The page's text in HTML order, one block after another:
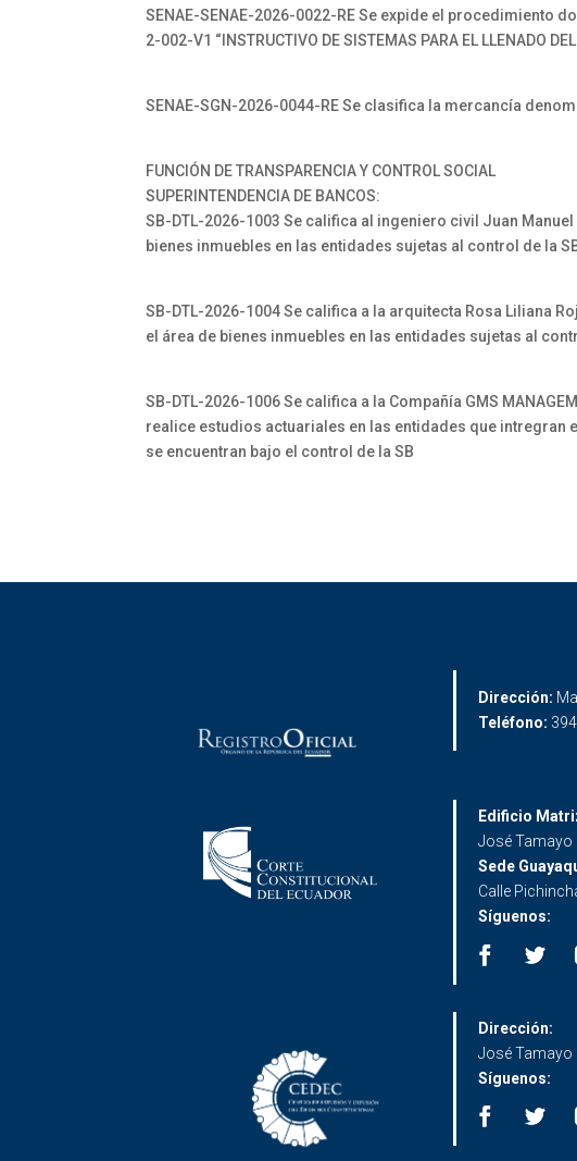
SENAE-SENAE-2026-0022-RE Se expide el procedimiento
2-002-V1 “INSTRUCTIVO DE SISTEMAS PARA EL LLENADO
SENAE-SGN-2026-0044-RE Se clasifica la mercancía
FUNCIÓN DE TRANSPARENCIA Y CONTROL SOCIAL
SUPERINTENDENCIA DE BANCOS:
SB-DTL-2026-1003 Se califica al ingeniero civil Juan
bienes inmuebles en las entidades sujetas al control de la
SB-DTL-2026-1004 Se califica a la arquitecta Rosa Liliana
el área de bienes inmuebles en las entidades sujetas al
SB-DTL-2026-1006 Se califica a la Compañía GMS
realice estudios actuariales en las entidades que intregran
se encuentran bajo el control de la SB
Dirección:
Teléfono:
Edificio
José Tamayo
Sede
Calle
Síguenos:
Dirección:
José Tamayo
Síguenos: